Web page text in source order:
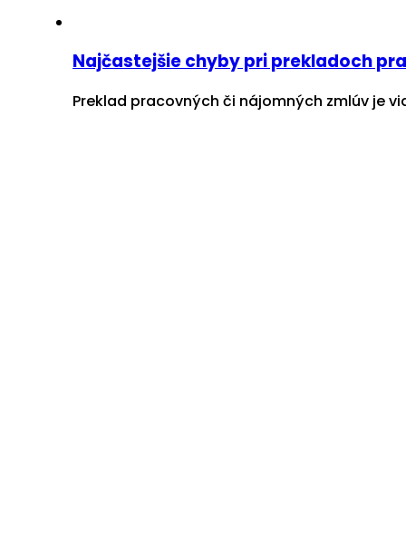
Najčastejšie chyby pri prekladoch
Preklad pracovných či nájomných zmlúv je